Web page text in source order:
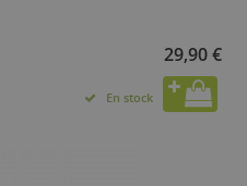
29,90 €
En stock